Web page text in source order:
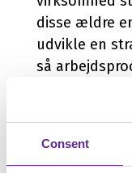
Consent
disse ældre
udvikle en
så
3.